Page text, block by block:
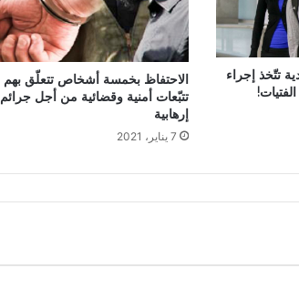
تتّخذ إجراء
الاحتفاظ بخمسة أشخاص تتعلّق بهم
تتبّعات أمنية وقضائية من أجل جرائم
إرهابية
7 يناير، 2021